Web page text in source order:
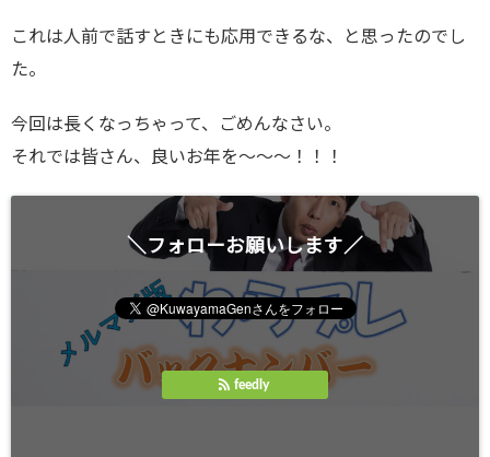
これは人前で話すときにも応用できるな、と思ったのでし
た。
今回は長くなっちゃって、ごめんなさい。
それでは皆さん、良いお年を～～～！！！
＼フォローお願いします／
feedly